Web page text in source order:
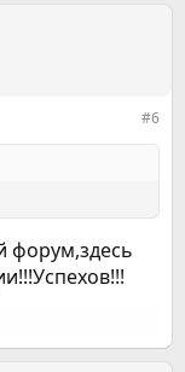
#6
форум,здесь